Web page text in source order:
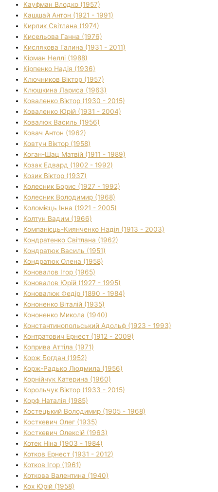
Кауфман Влодко (1957)
Кашшай Антон (1921 - 1991)
Кирлик Світлана (1974)
Кисельова Ганна (1976)
Кислякова Галина (1931 - 2011)
Кірман Неллі (1988)
Кірпенко Надія (1936)
Ключников Віктор (1957)
Клюшкина Лариса (1963)
Коваленко Віктор (1930 - 2015)
Коваленко Юрій (1931 - 2004)
Ковалюк Василь (1956)
Ковач Антон (1962)
Ковтун Віктор (1958)
Коган-Шац Матвій (1911 - 1989)
Козак Едвард (1902 - 1992)
Козик Віктор (1937)
Колесник Борис (1927 - 1992)
Колесник Володимир (1968)
Коломієць Інна (1921 - 2005)
Колтун Вадим (1966)
Компанієць-Киянченко Надія (1913 - 2003)
Кондратенко Світлана (1962)
Кондратюк Василь (1951)
Кондратюк Олена (1958)
Коновалов Ігор (1965)
Коновалов Юрій (1927 - 1995)
Коновалюк Федір (1890 - 1984)
Кононенко Віталій (1935)
Кононенко Микола (1940)
Константинопольський Адольф (1923 - 1993)
Контратович Ернест (1912 - 2009)
Коприва Аттіла (1971)
Корж Богдан (1952)
Корж-Радько Людмила (1956)
Корнійчук Катерина (1960)
Корольчук Віктор (1933 - 2015)
Корф Наталія (1985)
Костецький Володимир (1905 - 1968)
Косткевич Олег (1935)
Косткевич Олексій (1963)
Котек Ніна (1903 - 1984)
Котков Ернест (1931 - 2012)
Котков Ігор (1961)
Коткова Валентина (1940)
Кох Юрій (1958)